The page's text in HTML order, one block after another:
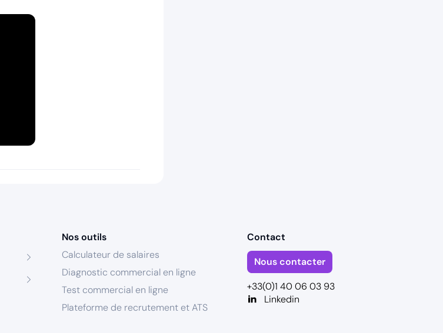
Nos outils
Calculateur de salaires
Diagnostic commercial en ligne
Test commercial en ligne
Plateforme de recrutement et ATS
Contact
Nous contacter
+33(0)1 40 06 03 93
Linkedin